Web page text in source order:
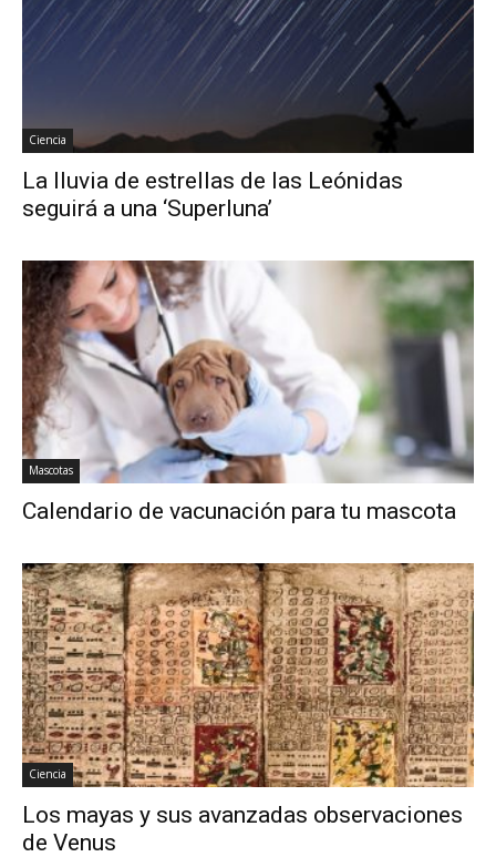
Ciencia
La lluvia de estrellas de las Leónidas
seguirá a una ‘Superluna’
Mascotas
Calendario de vacunación para tu mascota
Ciencia
Los mayas y sus avanzadas observaciones
de Venus